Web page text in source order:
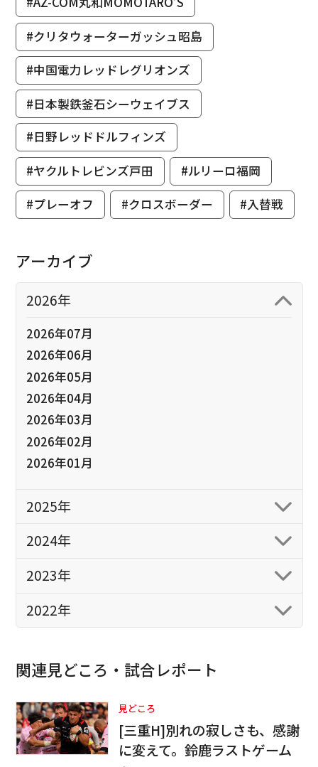
#クリタウォーターガッシュ昭島
#中国電力レッドレグリオンズ
#日本製鉄釜石シーウェイブス
#日野レッドドルフィンズ
#ヤクルトレビンズ戸田
#ルリーロ福岡
#プレーオフ
#クロスボーダー #入替戦
アーカイブ
2026年
2026年07月
2026年06月
2026年05月
2026年04月
2026年03月
2026年02月
2026年01月
2025年
2024年
2023年
2022年
関連見どころ・試合レポート
見どころ
[三重H]別れの寂しさも、感謝
に変えて。鈴鹿ラストゲーム